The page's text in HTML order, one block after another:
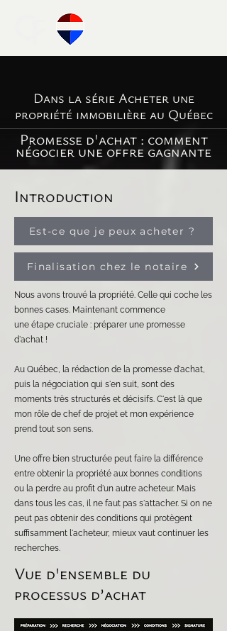
Dans la série Acheter une
propriété immobilière au Québec
Promesse d'achat : comment
négocier une offre gagnante
Introduction
Est-ce que je peux acheter ?
Finalisation chez le notaire
Nous avons trouvé la propriété. Celle qui coche les
bonnes cases. Maintenant commence
une étape cruciale : préparer une promesse
d'achat !
Au Québec, la rédaction de la promesse d'achat,
puis la négociation qui s'en suit, sont des
moments très structurés et décisifs. C'est là que
mon rôle de chef de projet et mon expérience
prend tout son sens.
Une offre bien structurée peut faire la différence
entre obtenir la propriété aux bonnes conditions
ou la perdre au profit d'un autre acheteur. Mais
dans tous les cas, il ne faut pas s'attacher. Si on ne
peut pas obtenir des conditions qui protègent
suffisamment l'acheteur, mieux vaut continuer les
recherches.
Vue d'ensemble du
processus d’achat